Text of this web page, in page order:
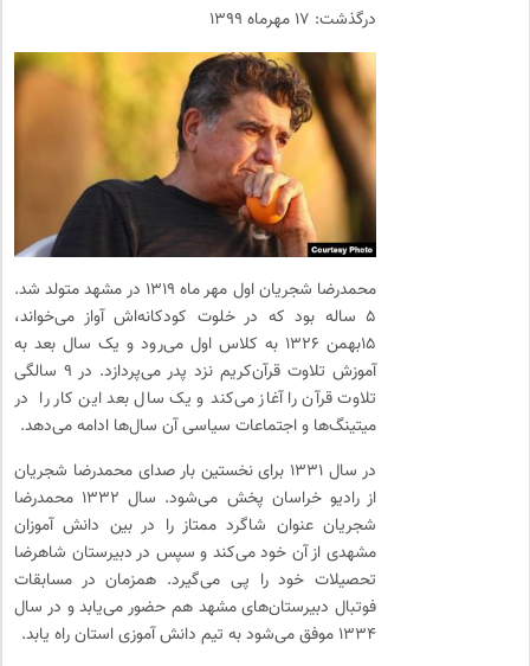
درگذشت: ۱۷ مهرماه ۱۳۹۹
محمدرضا شجریان اول مهر ماه ۱۳۱۹ در مشهد متولد شد.
۵ ساله بود که در خلوت کودکانه‌اش آواز می‌خواند،
۱۵بهمن ۱۳۲۶ به کلاس اول می‌رود و یک سال بعد به
آموزش تلاوت قرآن‌کریم نزد پدر می‌پردازد. در ۹ سالگی
تلاوت قرآن را آغاز می‌کند و یک سال بعد این کار را در
میتینگ‌ها و اجتماعات سیاسی آن سال‌ها ادامه می‌دهد.
در سال ۱۳۳۱ برای نخستین بار صدای محمدرضا شجریان
از رادیو خراسان پخش می‌شود. سال ۱۳۳۲ محمدرضا
شجریان عنوان شاگرد ممتاز را در بین دانش آموزان
مشهدی از آن خود می‌کند و سپس در دبیرستان شاهرضا
تحصیلات خود را پی می‌گیرد. همزمان در مسابقات
فوتبال دبیرستان‌های مشهد هم حضور می‌یابد و در سال
۱۳۳۴ موفق می‌شود به تیم دانش آموزی استان راه یابد.